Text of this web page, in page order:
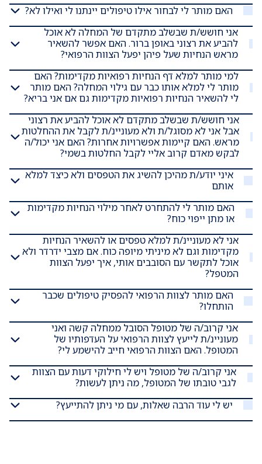
האם מותר לי לבחור אילו טיפולים יינתנו לי ואילו לא?
אני חושש/ת שבשלב מתקדם של המחלה לא אוכל
להביע את רצוני באופן ברור. האם אפשר להשאיר
מראש הנחיות שעל פיהן יפעל הצוות הרפואי?
למי מותר למלא דף הנחיות רפואיות מקדימות? האם
מותר לי למלא אותו כבר עם גילוי המחלה? האם מותר
לי להשאיר הנחיות רפואיות מקדימות גם אם אני בריא?
אני חושש/ת שבשלב מתקדם לא אוכל להביע את רצוני
אבל אני לא מסוגל/ת ולא מעוניינ/ת לקבל את ההחלטות
מראש. האם קיימות אפשרויות אחרות? האם אני יכול/ה
לבקש מאדם קרוב אליי לקבל החלטות בשמי?
איני יודע/ת מהיכן להשיג את הטפסים ולא כיצד למלא
אותם
האם מותר לי להתחרט לאחר מילוי הנחיות מקדימות
או מתן ייפוי כוח?
אני לא מעוניינ/ת למלא טפסים או להשאיר הנחיות
מקדימות וגם לא מיניתי מיופה כוח. אם מצבי ידרדר ולא
אוכל לתקשר עם הסובבים אותי, איך יפעל הצוות
המטפל?
האם מותר לצוות הרפואי להפסיק טיפולים שכבר
הותחלו?
אני קרוב/ה של מטופל הסובל ממחלה קשה ואני
מעוניינ/ת לייעץ לצוות הרפואי על העדפותיו של
המטופל. האם הצוות הרפואי חייב להישמע לי?
אני קרוב/ה של מטופל ויש לי חילוקי דעות עם הצוות
לגבי טובתו של המטופל, מה ניתן לעשות?
יש לי עוד הרבה שאלות, עם מי ניתן להתייעץ?